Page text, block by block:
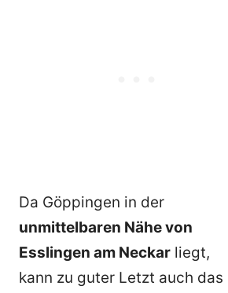
Da Göppingen in der
unmittelbaren Nähe von
Esslingen am Neckar liegt,
kann zu guter Letzt auch das